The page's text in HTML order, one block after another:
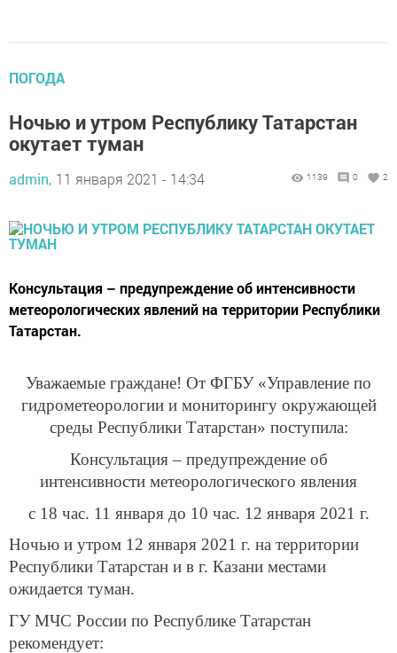
ПОГОДА
Ночью и утром Республику Татарстан
окутает туман
admin, 11 января 2021 - 14:34 1139 0 2
Консультация – предупреждение об интенсивности
метеорологических явлений на территории Республики
Татарстан.
Уважаемые граждане! От ФГБУ «Управление по
гидрометеорологии и мониторингу окружающей
среды Республики Татарстан» поступила:
Консультация – предупреждение об
интенсивности метеорологического явления
с 18 час. 11 января до 10 час. 12 января 2021 г.
Ночью и утром 12 января 2021 г. на территории
Республики Татарстан и в г. Казани местами
ожидается туман.
ГУ МЧС России по Республике Татарстан
рекомендует: